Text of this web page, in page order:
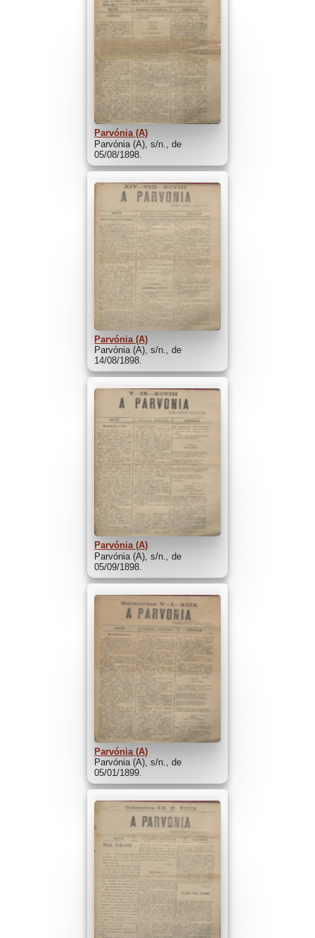
Parvónia (A)
Parvónia (A), s/n., de
05/08/1898.
Parvónia (A)
Parvónia (A), s/n., de
14/08/1898.
Parvónia (A)
Parvónia (A), s/n., de
05/09/1898.
Parvónia (A)
Parvónia (A), s/n., de
05/01/1899.